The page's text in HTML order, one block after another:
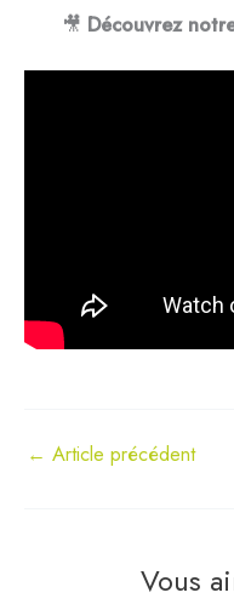
🎥 Découvrez
← Article précédent
Vous